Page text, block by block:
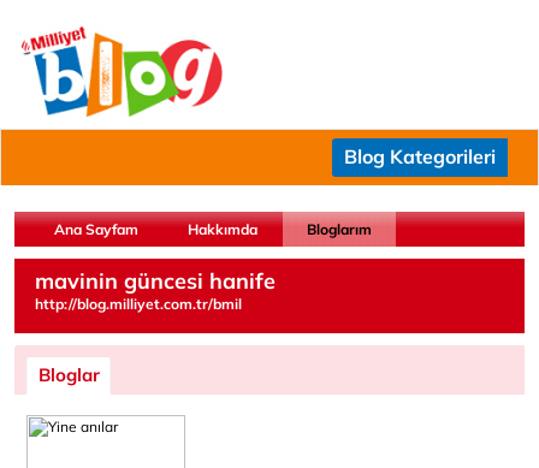
Blog Kategorileri
Ana Sayfam Hakkımda Bloglarım
mavinin güncesi hanife
http://blog.milliyet.com.tr/bmil
Bloglar